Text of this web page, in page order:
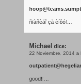
ñïàñèáî çà èíôó!…
Michael dice:
22 Noviembre, 2014 a
good!!…